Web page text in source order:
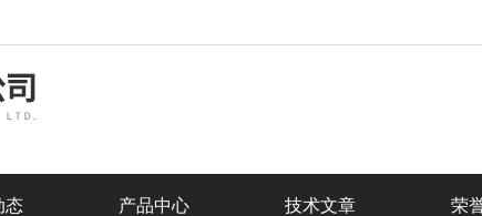
态 产品中心 技术文章 荣